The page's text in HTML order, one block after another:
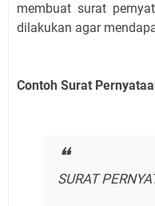
membuat surat
dilakukan agar
Contoh Surat
SURAT